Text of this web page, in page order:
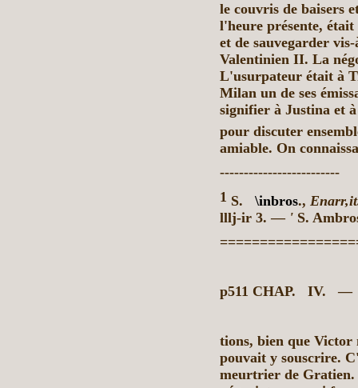
le couvris de baisers
l'heure présente,
et de sauvegarder
Valentinien II. La
L'usurpateur était à
Milan un de ses
signifier à Justina et
pour discuter
amiable. On
-------------------------
1 S. \inbros.,
lllj-ir 3. — ' S.
p511 CHAP. IV. —
tions, bien que Victor
pouvait y souscrire.
meurtrier de